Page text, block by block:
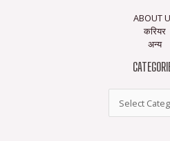
ABOUT
करियर
अन्य